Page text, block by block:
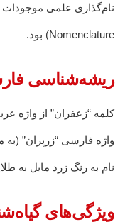
Nomenclature) بود.
ریشه‌شناسی
کلمه “زعفران” از واژه
واژه فارسی “زرپران”
نام به رنگ زرد مایل به
ویژگی‌های